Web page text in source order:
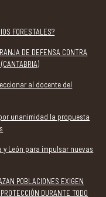
FORESTALES?
DE DEFENSA CONTRA
al docente del
unanimidad la propuesta
y León para impulsar nuevas
POBLACIONES EXIGEN
DURANTE TODO